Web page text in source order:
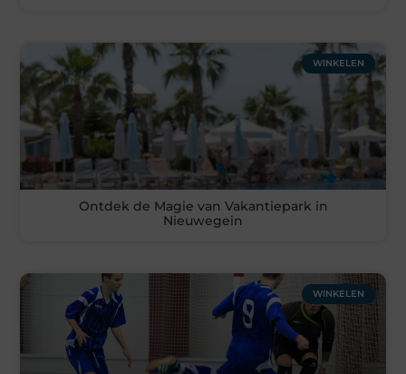
WINKELEN
Ontdek de Magie van Vakantiepark in
Nieuwegein
WINKELEN